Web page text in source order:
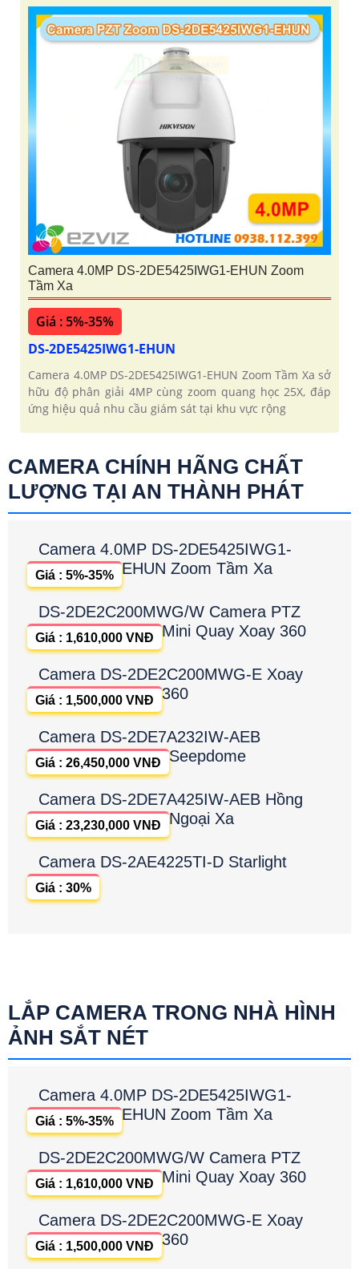
Camera 4.0MP DS-2DE5425IWG1-EHUN Zoom
Tầm Xa
Giá : 5%-35%
DS-2DE5425IWG1-EHUN
Camera 4.0MP DS-2DE5425IWG1-EHUN Zoom Tầm Xa sở
hữu độ phân giải 4MP cùng zoom quang học 25X, đáp
ứng hiệu quả nhu cầu giám sát tại khu vực rộng
CAMERA CHÍNH HÃNG CHẤT
LƯỢNG TẠI AN THÀNH PHÁT
Camera 4.0MP DS-2DE5425IWG1-
EHUN Zoom Tầm Xa
Giá : 5%-35%
DS-2DE2C200MWG/W Camera PTZ
Mini Quay Xoay 360
Giá : 1,610,000 VNĐ
Camera DS-2DE2C200MWG-E Xoay
360
Giá : 1,500,000 VNĐ
Camera DS-2DE7A232IW-AEB
Seepdome
Giá : 26,450,000 VNĐ
Camera DS-2DE7A425IW-AEB Hồng
Ngoại Xa
Giá : 23,230,000 VNĐ
Camera DS-2AE4225TI-D Starlight
Giá : 30%
LẮP CAMERA TRONG NHÀ HÌNH
ẢNH SẮT NÉT
Camera 4.0MP DS-2DE5425IWG1-
EHUN Zoom Tầm Xa
Giá : 5%-35%
DS-2DE2C200MWG/W Camera PTZ
Mini Quay Xoay 360
Giá : 1,610,000 VNĐ
Camera DS-2DE2C200MWG-E Xoay
360
Giá : 1,500,000 VNĐ